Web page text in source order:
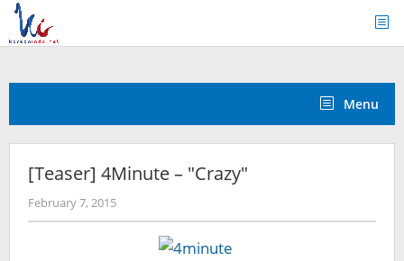
Skip
content
Menu
[Teaser] 4Minute – "Crazy"
February 7, 2015by
Koreanindo